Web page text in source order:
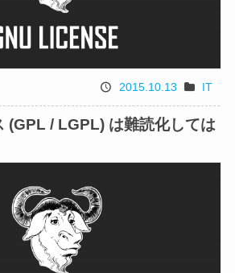
投
稿
日
2015.10.13
カ
テ
ゴ
IT
(GPL / LGPL) は難読化しては